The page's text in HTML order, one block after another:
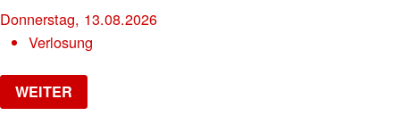
Donnerstag, 13.08.2026
Verlosung
WEITER